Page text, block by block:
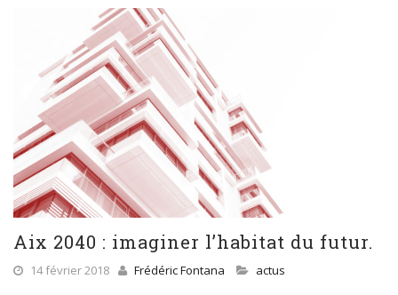
Aix 2040 : imaginer l’habitat du futur.
14 février 2018 Frédéric Fontana actus